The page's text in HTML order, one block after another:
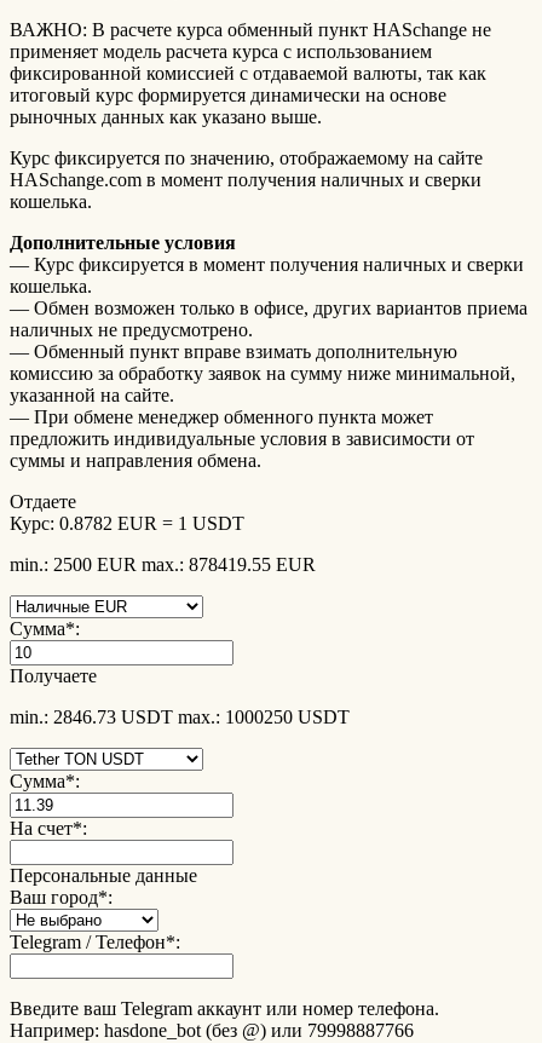
ВАЖНО: В расчете курса обменный пункт HASchange не
применяет модель расчета курса с использованием
фиксированной комиссией с отдаваемой валюты, так как
итоговый курс формируется динамически на основе
рыночных данных как указано выше.
Курс фиксируется по значению, отображаемому на сайте
HASchange.com в момент получения наличных и сверки
кошелька.
Дополнительные условия
— Курс фиксируется в момент получения наличных и сверки
кошелька.
— Обмен возможен только в офисе, других вариантов приема
наличных не предусмотрено.
— Обменный пункт вправе взимать дополнительную
комиссию за обработку заявок на сумму ниже минимальной,
указанной на сайте.
— При обмене менеджер обменного пункта может
предложить индивидуальные условия в зависимости от
суммы и направления обмена.
Отдаете
Курс: 0.8782 EUR = 1 USDT
min.: 2500 EUR max.: 878419.55 EUR
Сумма*:
Получаете
min.: 2846.73 USDT max.: 1000250 USDT
Сумма*:
На счет*:
Персональные данные
Ваш город*:
Telegram / Телефон*:
Введите ваш Telegram аккаунт или номер телефона.
Например: hasdone_bot (без @) или 79998887766